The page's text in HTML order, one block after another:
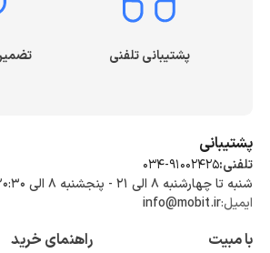
پشتیبانی تلفنی
پشتیبانی
تلفنی:034-91002425
شنبه تا چهارشنبه ۸ الی ۲۱ - پنجشنبه 8 الی ۲۰:۳۰
ایمیل:info@mobit.ir
با مبیت راهنمای خرید